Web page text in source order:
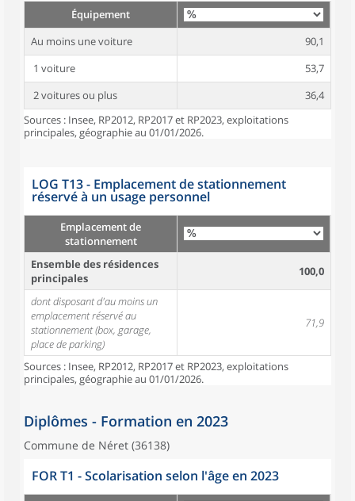
Équipement
Au moins une voiture
90,1
1 voiture
53,7
2 voitures ou plus
36,4
Sources : Insee, RP2012, RP2017 et RP2023, exploitations
principales, géographie au 01/01/2026.
LOG T13 - Emplacement de stationnement
réservé à un usage personnel
Emplacement de
stationnement
Ensemble des résidences
principales
100,0
dont disposant d'au moins un
emplacement réservé au
stationnement (box, garage,
place de parking)
71,9
Sources : Insee, RP2012, RP2017 et RP2023, exploitations
principales, géographie au 01/01/2026.
Diplômes - Formation en 2023
Commune de Néret (36138)
FOR T1 - Scolarisation selon l'âge en 2023